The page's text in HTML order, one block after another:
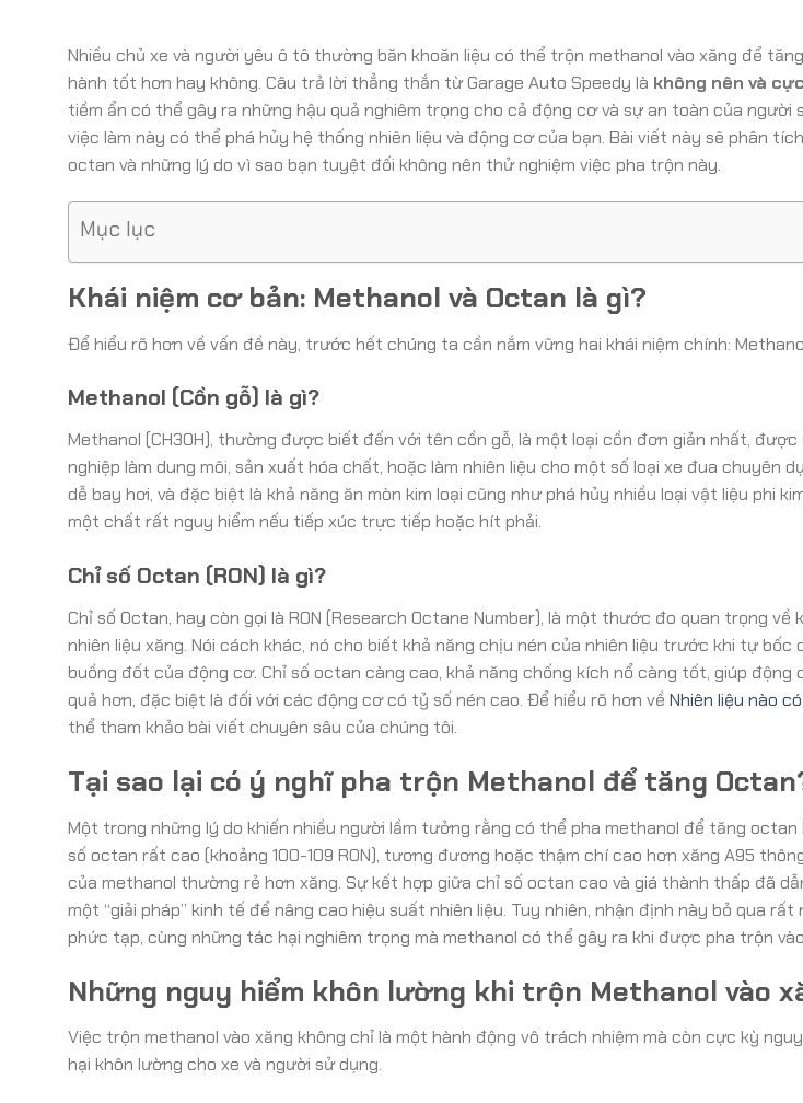
Nhiều chủ xe và người yêu ô tô thường băn khoăn liệu có thể trộn methanol vào xăng để
hành tốt hơn hay không. Câu trả lời thẳng thắn từ Garage Auto Speedy là không nên và
tiềm ẩn có thể gây ra những hậu quả nghiêm trọng cho cả động cơ và sự an toàn của người
việc làm này có thể phá hủy hệ thống nhiên liệu và động cơ của bạn. Bài viết này sẽ phân
octan và những lý do vì sao bạn tuyệt đối không nên thử nghiệm việc pha trộn này.
Mục lục
Khái niệm cơ bản: Methanol và Octan là gì?
Để hiểu rõ hơn về vấn đề này, trước hết chúng ta cần nắm vững hai khái niệm chính:
Methanol (Cồn gỗ) là gì?
Methanol (CH3OH), thường được biết đến với tên cồn gỗ, là một loại cồn đơn giản nhất,
nghiệp làm dung môi, sản xuất hóa chất, hoặc làm nhiên liệu cho một số loại xe đua chuyên
dễ bay hơi, và đặc biệt là khả năng ăn mòn kim loại cũng như phá hủy nhiều loại vật liệu phi
một chất rất nguy hiểm nếu tiếp xúc trực tiếp hoặc hít phải.
Chỉ số Octan (RON) là gì?
Chỉ số Octan, hay còn gọi là RON (Research Octane Number), là một thước đo quan trọng về
nhiên liệu xăng. Nói cách khác, nó cho biết khả năng chịu nén của nhiên liệu trước khi tự
buồng đốt của động cơ. Chỉ số octan càng cao, khả năng chống kích nổ càng tốt, giúp động
quả hơn, đặc biệt là đối với các động cơ có tỷ số nén cao. Để hiểu rõ hơn về Nhiên liệu nào
thể tham khảo bài viết chuyên sâu của chúng tôi.
Tại sao lại có ý nghĩ pha trộn Methanol để tăng
Một trong những lý do khiến nhiều người lầm tưởng rằng có thể pha methanol để tăng
số octan rất cao (khoảng 100-109 RON), tương đương hoặc thậm chí cao hơn xăng A95
của methanol thường rẻ hơn xăng. Sự kết hợp giữa chỉ số octan cao và giá thành thấp đã
một “giải pháp” kinh tế để nâng cao hiệu suất nhiên liệu. Tuy nhiên, nhận định này bỏ qua
phức tạp, cùng những tác hại nghiêm trọng mà methanol có thể gây ra khi được pha trộn
Những nguy hiểm khôn lường khi trộn Methanol vào
Việc trộn methanol vào xăng không chỉ là một hành động vô trách nhiệm mà còn cực kỳ
hại khôn lường cho xe và người sử dụng.